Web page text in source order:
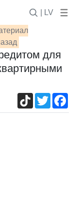
| LV
для
TikTokTwitter